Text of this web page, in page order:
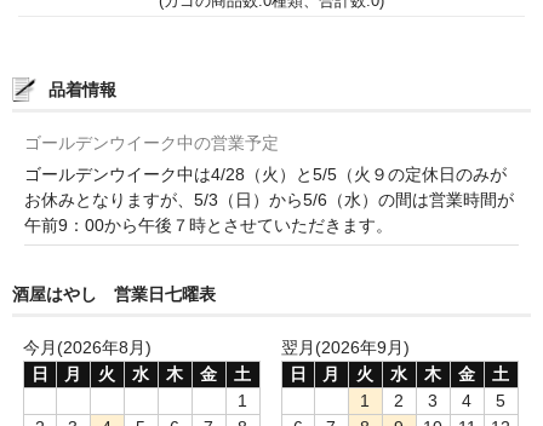
天遊琳・伊勢の白酒 タカハシ酒造（三重県四日市市）
大治郎・喜量能 畑酒造（滋賀県東近江市）
秋鹿・奥鹿 秋鹿酒造（大阪府豊能郡能勢町）
奥播磨 下村酒造店（兵庫県姫路市安富町）
品着情報
ゴールデンウイーク中の営業予定
ゴールデンウイーク中は4/28（火）と5/5（火９の定休日のみが
お休みとなりますが、5/3（日）から5/6（水）の間は営業時間が
午前9：00から午後７時とさせていただきます。
酒屋はやし 営業日七曜表
今月(2026年8月)
日
月 火 水 木 金
土
1
翌月(2026年9月)
日
月 火 水 木 金
土
1
2 3 4
5